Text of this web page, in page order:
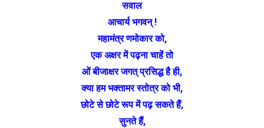
सवाल
आचार्य भगवन् !
महामंत्र णमोकार को,
एक अक्षर में पढ़ना चाहें तो
ओं बीजाक्षर जगत् प्रसिद्ध है ही,
क्या हम भक्तामर स्तोत्र को भी,
छोटे से छोटे रूप में पढ़ सकते हैं,
सुनते हैं,